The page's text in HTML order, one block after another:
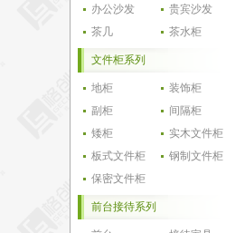
办公沙发
贵宾沙发
茶几
茶水柜
文件柜系列
地柜
装饰柜
副柜
间隔柜
矮柜
实木文件柜
板式文件柜
钢制文件柜
保密文件柜
前台接待系列